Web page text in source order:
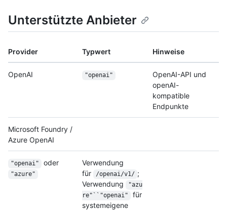
Unterstützte Anbieter
Provider Typwert Hinweise
OpenAI "openai"
OpenAI-API und
openAI-
kompatible
Endpunkte
Microsoft Foundry /
Azure OpenAI
"openai" oder
"azure"
Verwendung
für
/openai/v1/ ;
Verwendung
"azu
re"``"openai"
für
systemeigene